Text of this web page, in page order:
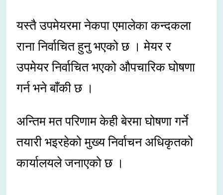
यस्तै उपमेयरमा नेकपा एमालेका कन्दकला
राना निर्वाचित हुनु भएको छ । मेयर र
उपमेयर निर्वाचित भएको औपचारिक घोषणा
गर्न भने बाँकी छ ।
अन्तिम मत परिणाम केही बेरमा घोषणा गर्ने
तयारी भइरहेको मुख्य निर्वाचन अधिकृतको
कार्यालयले जनाएको छ ।